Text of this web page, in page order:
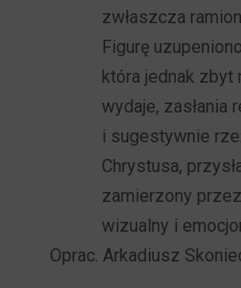
zwłaszcza
Figurę
która jednak zbyt
wydaje, zasłania
i sugestywnie
Chrystusa,
zamierzony
wizualny i
Oprac. Arkadiusz